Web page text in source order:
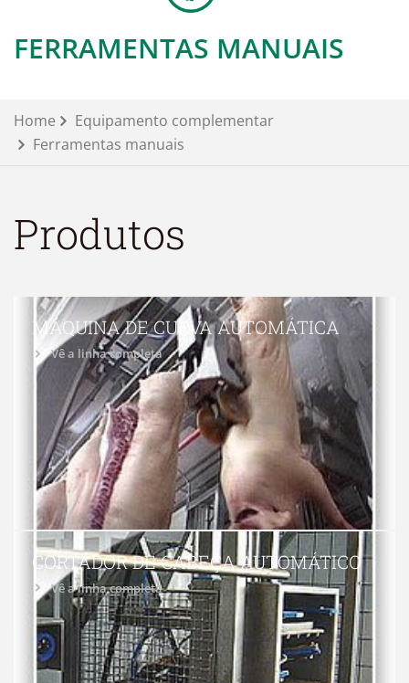
FERRAMENTAS MANUAIS
Home
Equipamento complementar
Ferramentas manuais
Produtos
MÁQUINA DE CURVA AUTOMÁTICA
Vê a linha completa
CORTADOR DE CABEÇA AUTOMÁTICO
Vê a linha completa